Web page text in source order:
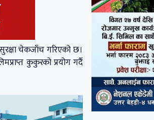
चेकजाँच गरिएको छ।
कुकुरको प्रयोग गर्दै